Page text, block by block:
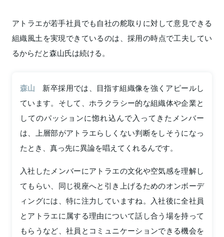
アトラエが若手社員でも自社の舵取りに対して意見できる
組織風土を実現できているのは、採用の時点で工夫してい
るからだと森山氏は続ける。
森山
新卒採用では、目指す組織像を強くアピールし
ています。そして、ホラクラシー的な組織体や企業と
してのパッションに惚れ込んで入ってきたメンバー
は、上層部がアトラエらしくない判断をしそうになっ
たとき、真っ先に異論を唱えてくれるんです。
入社したメンバーにアトラエの文化や空気感を理解し
てもらい、同じ視座へと引き上げるためのオンボーデ
ィングには、特に注力していますね。入社後に全社員
とアトラエに属する理由について話し合う場を持って
もらうなど、社員とコミュニケーションできる機会を